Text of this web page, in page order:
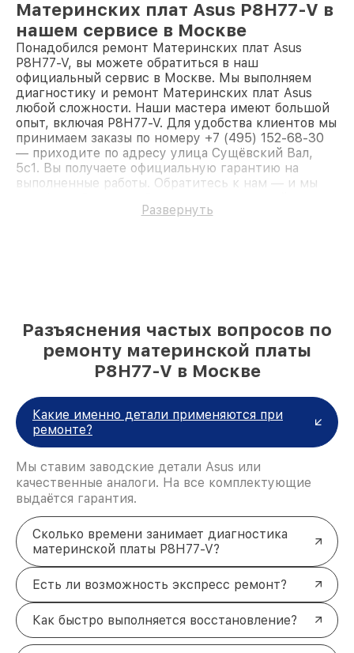
Материнских плат Asus P8H77-V в
нашем сервисе в Москве
Понадобился ремонт Материнских плат Asus
P8H77-V, вы можете обратиться в наш
официальный сервис в Москве. Мы выполняем
диагностику и ремонт Материнских плат Asus
любой сложности. Наши мастера имеют большой
опыт, включая P8H77-V. Для удобства клиентов мы
принимаем заказы по номеру +7 (495) 152-68-30
— приходите по адресу улица Сущёвский Вал,
5с1. Вы получаете официальную гарантию на
выполненные работы. Обратитесь к нам — и мы
Развернуть
Разъяснения частых вопросов по
ремонту материнской платы
P8H77-V в Москве
Какие именно детали применяются при
ремонте?
Мы ставим заводские детали Asus или
качественные аналоги. На все комплектующие
выдаётся гарантия.
Сколько времени занимает диагностика
материнской платы P8H77-V?
Есть ли возможность экспресс ремонт?
Как быстро выполняется восстановление?